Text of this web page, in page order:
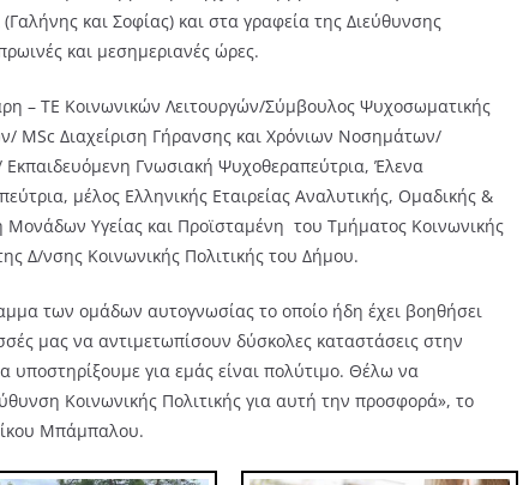
και Σοφίας) και στα γραφεία της Διεύθυνσης
και μεσημεριανές ώρες.
– ΤΕ Κοινωνικών Λειτουργών/Σύμβουλος Ψυχοσωματικής
MSc Διαχείριση Γήρανσης και Χρόνιων Νοσημάτων/
Γνωσιακή Ψυχοθεραπεύτρια, Έλενα
μέλος Ελληνικής Εταιρείας Αναλυτικής, Ομαδικής &
Μονάδων Υγείας και Προϊσταμένη του Τμήματος Κοινωνικής
Δ/νσης Κοινωνικής Πολιτικής του Δήμου.
των ομάδων αυτογνωσίας το οποίο ήδη έχει βοηθήσει
μας να αντιμετωπίσουν δύσκολες καταστάσεις στην
υποστηρίξουμε για εμάς είναι πολύτιμο. Θέλω να
Κοινωνικής Πολιτικής για αυτή την προσφορά», το
Μπάμπαλου.